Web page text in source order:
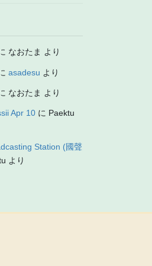
なおたま より
asadesu より
なおたま より
Apr 10 に Paektu
Station (國聲
より